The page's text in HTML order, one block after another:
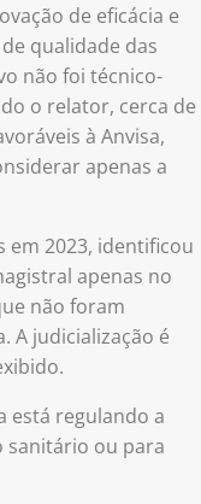
de eficácia e
qualidade das
não foi técnico-
o relator, cerca de
à Anvisa,
apenas a
em 2023, identificou
apenas no
não foram
A judicialização é
está regulando a
sanitário ou para